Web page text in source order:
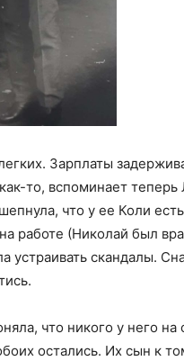
Зарплаты
то, вспоминает
что у ее Коли
работе (Николай был
устраивать скандалы.
что никого у него
остались. Их сын к